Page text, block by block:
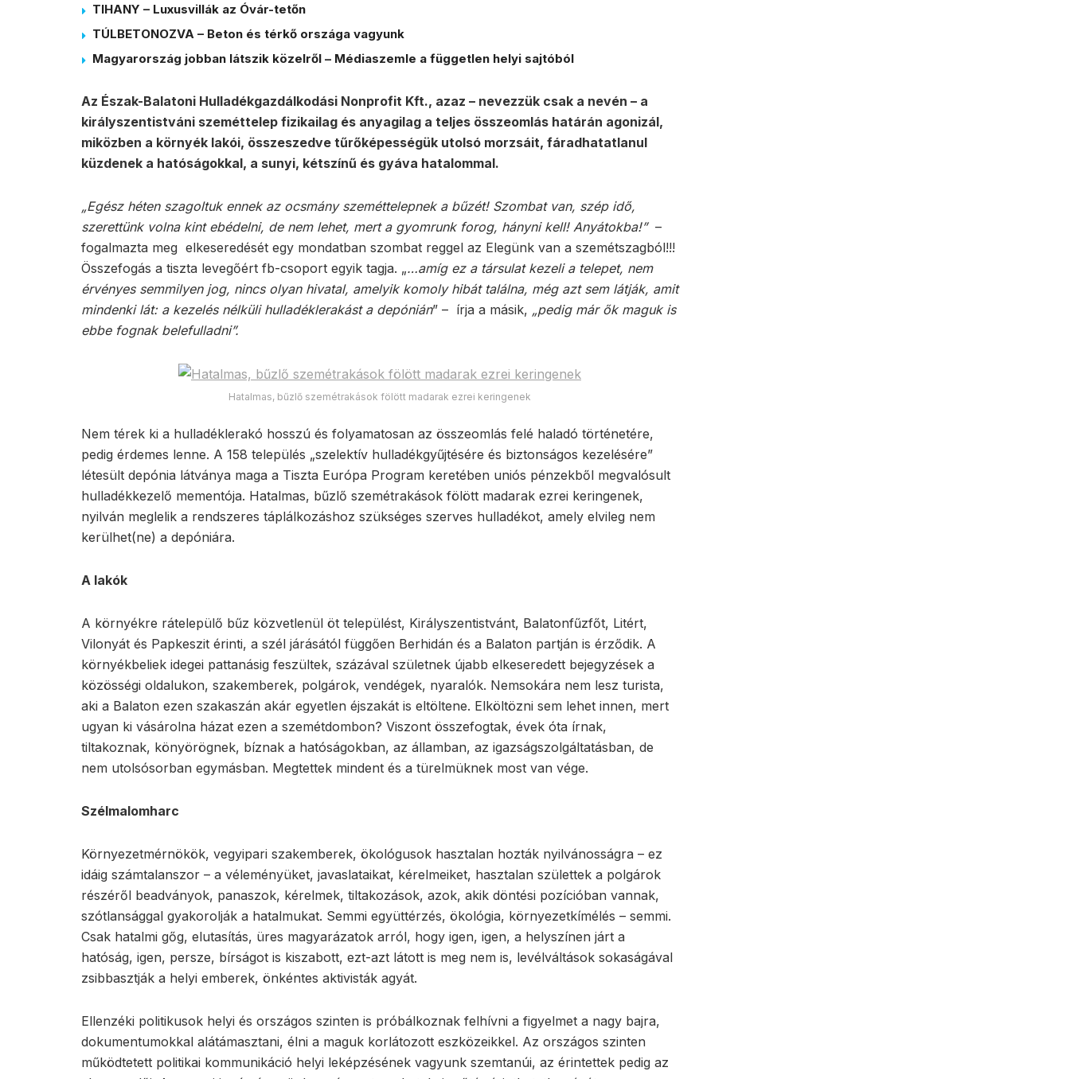
TIHANY – Luxusvillák az Óvár-tetőn
TÚLBETONOZVA – Beton és térkő országa vagyunk
Magyarország jobban látszik közelről – Médiaszemle a független helyi sajtóból
Az Észak-Balatoni Hulladékgazdálkodási Nonprofit Kft., azaz – nevezzük csak a nevén – a
királyszentistváni szeméttelep fizikailag és anyagilag a teljes összeomlás határán agonizál,
miközben a környék lakói, összeszedve tűrőképességük utolsó morzsáit, fáradhatatlanul
küzdenek a hatóságokkal, a sunyi, kétszínű és gyáva hatalommal.
„Egész héten szagoltuk ennek az ocsmány szeméttelepnek a bűzét! Szombat van, szép idő,
szerettünk volna kint ebédelni, de nem lehet, mert a gyomrunk forog, hányni kell! Anyátokba!”–
fogalmazta meg elkeseredését egy mondatban szombat reggel az Elegünk van a szemétszagból!!!
Összefogás a tiszta levegőért fb-csoport egyik tagja. „…amíg ez a társulat kezeli a telepet, nem
érvényes semmilyen jog, nincs olyan hivatal, amelyik komoly hibát találna, még azt sem látják, amit
mindenki lát: a kezelés nélküli hulladéklerakást a depónián” – írja a másik, „pedig már ők maguk is
ebbe fognak belefulladni”.
Hatalmas, bűzlő szemétrakások fölött madarak ezrei keringenek
Nem térek ki a hulladéklerakó hosszú és folyamatosan az összeomlás felé haladó történetére,
pedig érdemes lenne. A 158 település „szelektív hulladékgyűjtésére és biztonságos kezelésére”
létesült depónia látványa maga a Tiszta Európa Program keretében uniós pénzekből megvalósult
hulladékkezelő mementója. Hatalmas, bűzlő szemétrakások fölött madarak ezrei keringenek,
nyilván meglelik a rendszeres táplálkozáshoz szükséges szerves hulladékot, amely elvileg nem
kerülhet(ne) a depóniára.
A lakók
A környékre rátelepülő bűz közvetlenül öt települést, Királyszentistvánt, Balatonfűzfőt, Litért,
Vilonyát és Papkeszit érinti, a szél járásától függően Berhidán és a Balaton partján is érződik. A
környékbeliek idegei pattanásig feszültek, százával születnek újabb elkeseredett bejegyzések a
közösségi oldalukon, szakemberek, polgárok, vendégek, nyaralók. Nemsokára nem lesz turista,
aki a Balaton ezen szakaszán akár egyetlen éjszakát is eltöltene. Elköltözni sem lehet innen, mert
ugyan ki vásárolna házat ezen a szemétdombon? Viszont összefogtak, évek óta írnak,
tiltakoznak, könyörögnek, bíznak a hatóságokban, az államban, az igazságszolgáltatásban, de
nem utolsósorban egymásban. Megtettek mindent és a türelmüknek most van vége.
Szélmalomharc
Környezetmérnökök, vegyipari szakemberek, ökológusok hasztalan hozták nyilvánosságra – ez
idáig számtalanszor – a véleményüket, javaslataikat, kérelmeiket, hasztalan születtek a polgárok
részéről beadványok, panaszok, kérelmek, tiltakozások, azok, akik döntési pozícióban vannak,
szótlansággal gyakorolják a hatalmukat. Semmi együttérzés, ökológia, környezetkímélés – semmi.
Csak hatalmi gőg, elutasítás, üres magyarázatok arról, hogy igen, igen, a helyszínen járt a
hatóság, igen, persze, bírságot is kiszabott, ezt-azt látott is meg nem is, levélváltások sokaságával
zsibbasztják a helyi emberek, önkéntes aktivisták agyát.
Ellenzéki politikusok helyi és országos szinten is próbálkoznak felhívni a figyelmet a nagy bajra,
dokumentumokkal alátámasztani, élni a maguk korlátozott eszközeikkel. Az országos szinten
működtetett politikai kommunikáció helyi leképzésének vagyunk szemtanúi, az érintettek pedig az